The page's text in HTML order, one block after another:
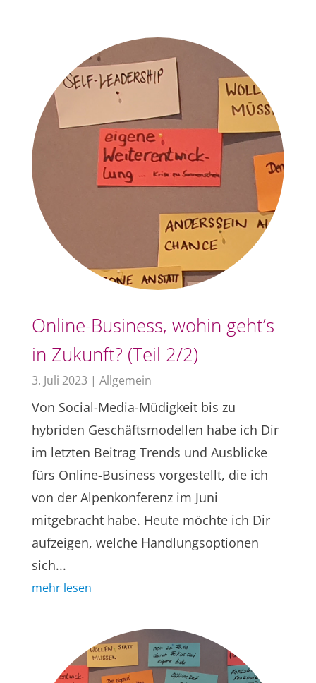
Online-Business, wohin geht’s
in Zukunft? (Teil 2/2)
3. Juli 2023 | Allgemein
Von Social-Media-Müdigkeit bis zu
hybriden Geschäftsmodellen habe ich Dir
im letzten Beitrag Trends und Ausblicke
fürs Online-Business vorgestellt, die ich
von der Alpenkonferenz im Juni
mitgebracht habe. Heute möchte ich Dir
aufzeigen, welche Handlungsoptionen
sich...
mehr lesen